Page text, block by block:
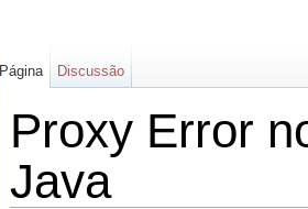
Proxy Error
Java
Página Discussão